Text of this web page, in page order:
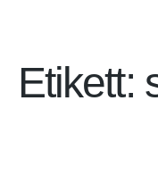
Etikett: